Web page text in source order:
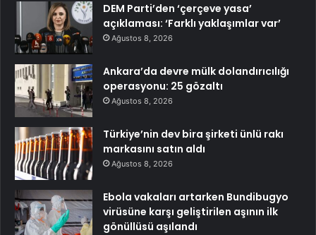
DEM Parti’den ‘çerçeve yasa’
açıklaması: ‘Farklı yaklaşımlar var’
Ağustos 8, 2026
Ankara’da devre mülk dolandırıcılığı
operasyonu: 25 gözaltı
Ağustos 8, 2026
Türkiye’nin dev bira şirketi ünlü rakı
markasını satın aldı
Ağustos 8, 2026
Ebola vakaları artarken Bundibugyo
virüsüne karşı geliştirilen aşının ilk
gönüllüsü aşılandı